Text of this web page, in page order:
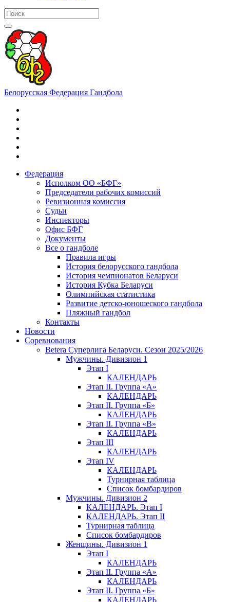
Белорусская Федерация Гандбола
Федерация
Исполком ОО «БФГ»
Председатели рабочих комиссий
Ревизионная комиссия
Судьи
Инспекторы
Офис БФГ
Документы
Все о гандболе
Правила игры
История белорусского гандбола
История чемпионатов Беларуси
История Кубка Беларуси
Олимпийская статистика
Развитие детско-юношеского гандбола
Пляжный гандбол
Контакты
Новости
Соревнования
Betera Суперлига Беларуси. Сезон 2025/2026
Мужчины. Дивизион 1
Этап I
КАЛЕНДАРЬ
Этап II. Группа «А»
КАЛЕНДАРЬ
Этап II. Группа «Б»
КАЛЕНДАРЬ
Этап II. Группа «В»
КАЛЕНДАРЬ
Этап III
КАЛЕНДАРЬ
Этап IV
КАЛЕНДАРЬ
Турнирная таблица
Список бомбардиров
Мужчины. Дивизион 2
КАЛЕНДАРЬ. Этап I
КАЛЕНДАРЬ. Этап II
Турнирная таблица
Список бомбардиров
Женщины. Дивизион 1
Этап I
КАЛЕНДАРЬ
Этап II. Группа «А»
КАЛЕНДАРЬ
Этап II. Группа «Б»
КАЛЕНДАРЬ